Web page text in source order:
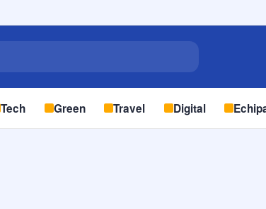
Tech Green Travel Digital